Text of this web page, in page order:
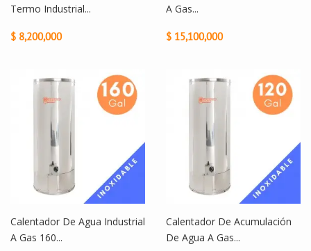
Termo Industrial...
$ 8,200,000
A Gas...
$ 15,100,000
Calentador De Agua Industrial
A Gas 160...
Calentador De Acumulación
De Agua A Gas...